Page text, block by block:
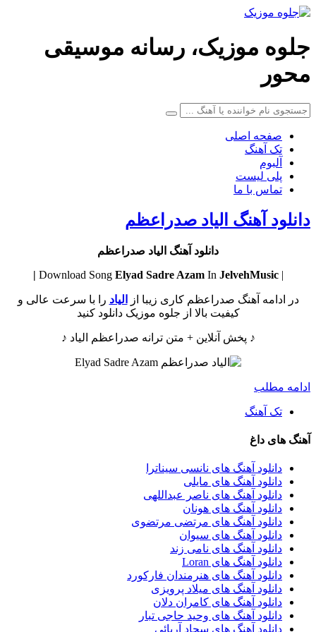
جلوه موزیک، رسانه موسیقی
محور
صفحه اصلی
تک آهنگ
آلبوم
پلی لیست
تماس با ما
دانلود آهنگ الیاد صدراعظم
دانلود آهنگ الیاد صدراعظم
| Download Song
Elyad Sadre AzamIn JelvehMusic |
در ادامه آهنگ صدراعظم کاری زیبا از الیاد را با سرعت عالی و
کیفیت بالا از جلوه موزیک دانلود کنید
♪ پخش آنلاین + متن ترانه صدراعظم الیاد ♪
ادامه مطلب
تک آهنگ
آهنگ های داغ
دانلود آهنگ های نانسی سیناترا
دانلود آهنگ های مایلی
دانلود آهنگ های ناصر عبداللهی
دانلود آهنگ های هونان
دانلود آهنگ های مرتضی مرتضوی
دانلود آهنگ های سیوان
دانلود آهنگ های نامی زند
دانلود آهنگ های Loran
دانلود آهنگ های هنرمندان فارکورد
دانلود آهنگ های میلاد پرویزی
دانلود آهنگ های کامران دلان
دانلود آهنگ های وحید حاجی تبار
دانلود آهنگ های سجاد آریائی